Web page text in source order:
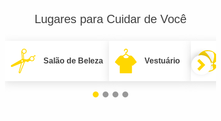
Lugares para Cuidar de Você
Salão de Beleza Vestuário